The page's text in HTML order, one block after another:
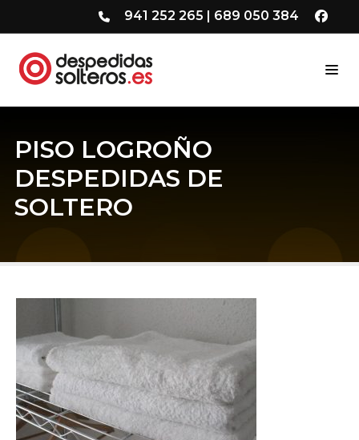
941 252 265 | 689 050 384
PISO LOGROÑO
DESPEDIDAS DE
SOLTERO